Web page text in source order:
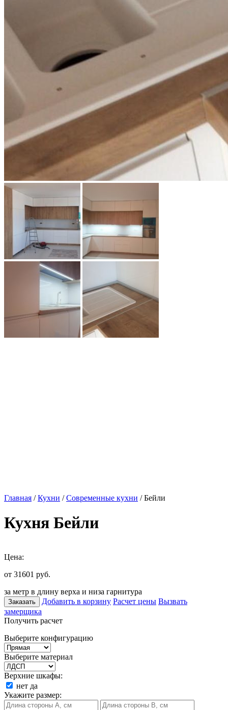
Главная /Кухни /Современные кухни / Бейли
Кухня Бейли
Цена:
от 31601 руб.
за метр в длину верха и низа гарнитура
Заказать Добавить в корзину Расчет цены Вызвать
замерщика
Получить расчет
Выберите конфигурацию
Выберите материал
Верхние шкафы:
нет да
Укажите размер: